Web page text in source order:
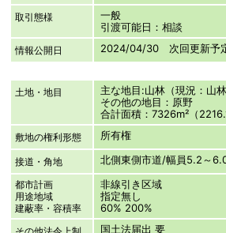
取引態様
一般
引渡可能日：相談
情報公開日 2024/04/30 次回更新予
土地・地目
主な地目:山林（現況：山林
その他の地目：原野
合計面積：7326m²（
敷地の権利形態 所有権
接道・角地 北側東側市道/幅員5.2～
都市計画
用途地域
建蔽率・容積率
非線引き区域
指定無し
60% 200%
国土法届出 要